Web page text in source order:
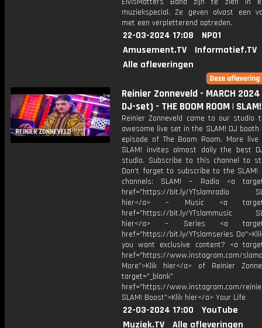
muziekspecial. Ze geven alvast een
met een verpletterend optreden.
22-03-2024 17:08
NPO1
Amusement.TV
Informatief.TV
Alle afleveringen
Reinier Zonneveld - MARCH 2024
DJ-set) - THE BOOM ROOM | SLAM!
Reinier Zonneveld came to our studio
awesome live set in the SLAM! DJ
episode of The Boom Room. More
SLAM! invites almost daily the best
studio. Subscribe to this channel to
Don’t forget to subscribe to the SLAM!
channels: SLAM! – Radio <a
href="https://bit.ly/YTslamradio
hier</a> – Music <a
href="https://bit.ly/YTslammusic
hier</a> – Series <a
href="https://bit.ly/YTslamseries
you want exclusive content? <a
href="https://www.instagram.com/
More">Klik hier</a> of Reinier
target="_blank"
href="https://www.instagram.com/
SLAM! Boost">Klik hier</a> Your Life
22-03-2024 17:00
YouTube
Muziek.TV
Alle afleveringen